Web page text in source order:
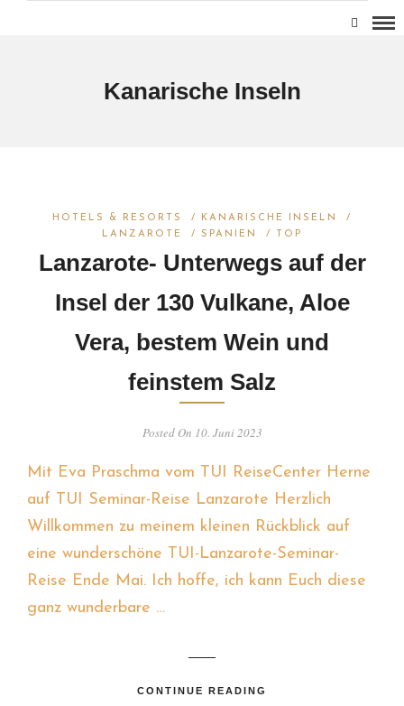
Kanarische Inseln
HOTELS & RESORTS / KANARISCHE INSELN
/
LANZAROTE
/ SPANIEN / TOP
Lanzarote- Unterwegs auf der
Insel der 130 Vulkane, Aloe
Vera, bestem Wein und
feinstem Salz
Posted On 10. Juni 2023
Mit Eva Praschma vom TUI ReiseCenter Herne
auf TUI Seminar-Reise Lanzarote Herzlich
Willkommen zu meinem kleinen Rückblick auf
eine wunderschöne TUI-Lanzarote-Seminar-
Reise Ende Mai. Ich hoffe, ich kann Euch diese
ganz wunderbare …
CONTINUE READING